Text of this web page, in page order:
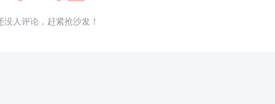
没人评论，赶紧抢沙发！